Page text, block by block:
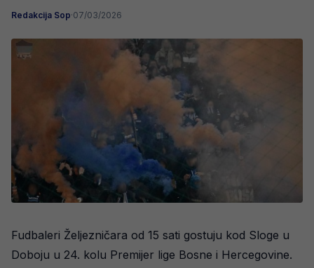
Redakcija Sop·07/03/2026
Fudbaleri Željezničara od 15 sati gostuju kod Sloge u
Doboju u 24. kolu Premijer lige Bosne i Hercegovine.